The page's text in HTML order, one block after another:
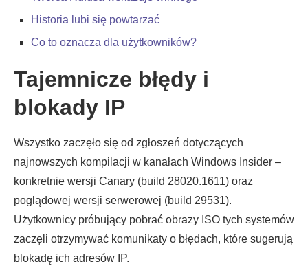
Historia lubi się powtarzać
Co to oznacza dla użytkowników?
Tajemnicze błędy i
blokady IP
Wszystko zaczęło się od zgłoszeń dotyczących
najnowszych kompilacji w kanałach Windows Insider –
konkretnie wersji Canary (build 28020.1611) oraz
poglądowej wersji serwerowej (build 29531).
Użytkownicy próbujący pobrać obrazy ISO tych systemów
zaczęli otrzymywać komunikaty o błędach, które sugerują
blokadę ich adresów IP.